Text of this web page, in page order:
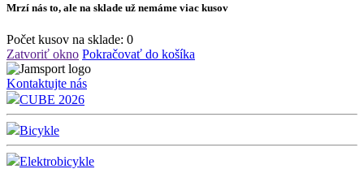
Mrzí nás to, ale na sklade už nemáme viac kusov
Počet kusov na sklade: 0
Zatvoriť okno Pokračovať do košíka
Kontaktujte nás
CUBE 2026
Bicykle
Elektrobicykle